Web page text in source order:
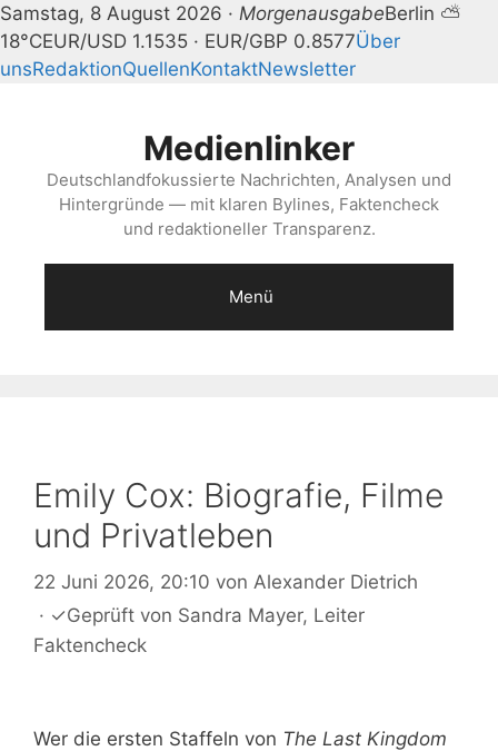
Samstag, 8 August 2026 · MorgenausgabeBerlin ⛅
18°CEUR/USD 1.1535 · EUR/GBP 0.8577Über
unsRedaktionQuellenKontaktNewsletter
Medienlinker
Deutschlandfokussierte Nachrichten, Analysen und
Hintergründe — mit klaren Bylines, Faktencheck
und redaktioneller Transparenz.
Menü
Emily Cox: Biografie, Filme
und Privatleben
22 Juni 2026, 20:10 von Alexander Dietrich
· ✓Geprüft von Sandra Mayer, Leiter
Faktencheck
Wer die ersten Staffeln von The Last Kingdom